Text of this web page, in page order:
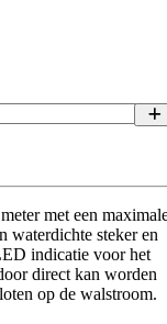
met een
waterdichte steker en
indicatie voor het
direct kan worden
op de walstroom.